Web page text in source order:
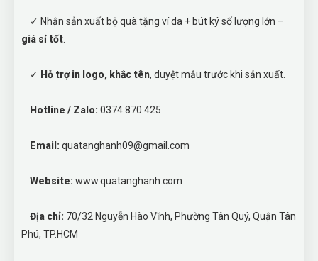
✓ Nhận sản xuất bộ quà tặng ví da + bút ký số lượng lớn –
giá sỉ tốt
✓ Hỗ trợ in logo, khắc tên, duyệt mẫu trước khi sản xuất.
Hotline / Zalo: 0374 870 425
Email: quatanghanh09@gmail.com
Website: www.quatanghanh.com
Địa chỉ: 70/32 Nguyễn Hào Vĩnh, Phường Tân Quý, Quận Tân
Phú, TP.HCM